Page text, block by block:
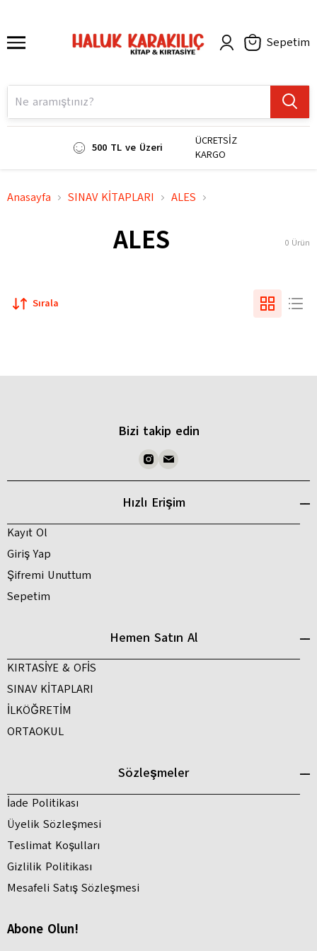
Sepetim
500 TL ve Üzeri
ÜCRETSİZ
KARGO
Anasayfa SINAV KİTAPLARI ALES
ALES 0 Ürün
Sırala
Bizi takip edin
Hızlı Erişim
Kayıt Ol
Giriş Yap
Şifremi Unuttum
Sepetim
Hemen Satın Al
KIRTASİYE & OFİS
SINAV KİTAPLARI
İLKÖĞRETİM
ORTAOKUL
Sözleşmeler
İade Politikası
Üyelik Sözleşmesi
Teslimat Koşulları
Gizlilik Politikası
Mesafeli Satış Sözleşmesi
Abone Olun!